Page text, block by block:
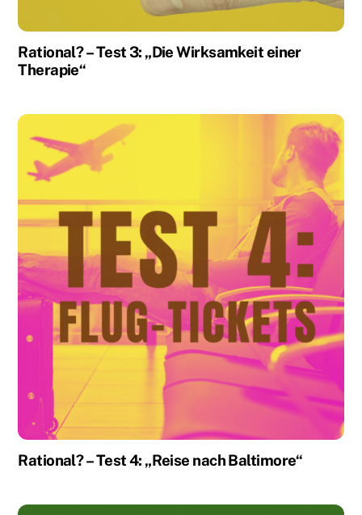
Rational? – Test 3: „Die Wirksamkeit einer
Therapie“
Rational? – Test 4: „Reise nach Baltimore“